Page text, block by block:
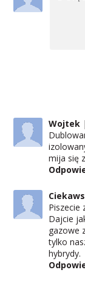
Wojtek
mija się
Piszecie
Dajcie
gazowe
tylko
hybrydy.